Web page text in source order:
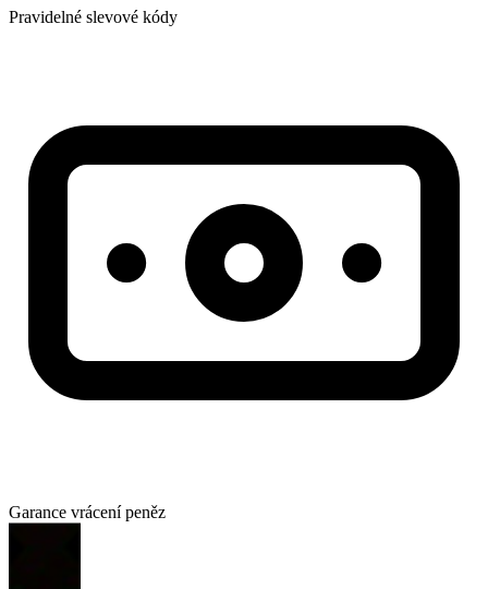
Pravidelné slevové kódy
Garance vrácení peněz